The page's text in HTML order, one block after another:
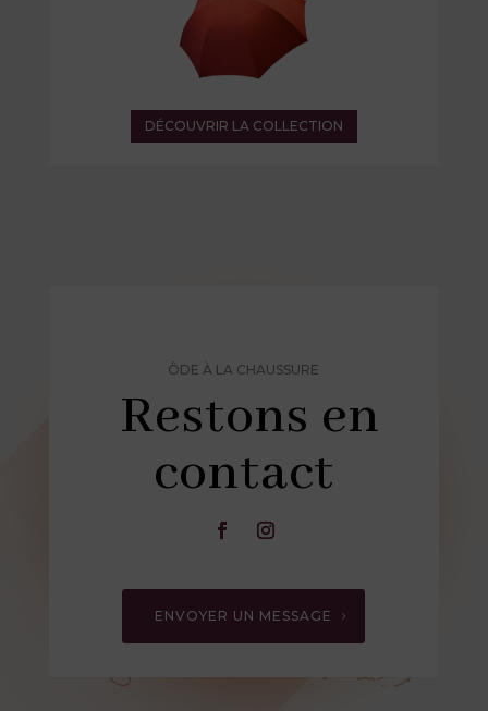
DÉCOUVRIR LA COLLECTION
ÔDE À LA CHAUSSURE
Restons en
contact
ENVOYER UN MESSAGE